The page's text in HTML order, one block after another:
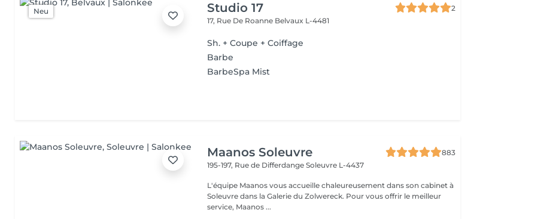
Neu Studio 17
2
17, Rue De Roanne Belvaux L-4481
Sh. + Coupe + Coiffage
Barbe
BarbeSpa Mist
Maanos Soleuvre
883
195-197, Rue de DifferdangeSoleuvre L-4437
L'équipe Maanos vous accueille chaleureusement dans son cabinet à
Soleuvre dans la Galerie du Zolwereck. Pour vous offrir le meilleur
service, Maanos ...